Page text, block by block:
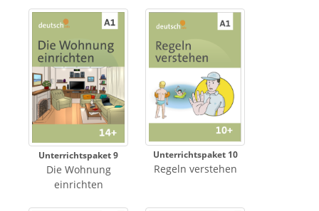
Unterrichtspaket 9
Die Wohnung
einrichten
Unterrichtspaket 10
Regeln verstehen